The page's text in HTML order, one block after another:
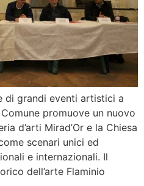
di grandi eventi artistici a
promuove un nuovo
d’arti Mirad’Or e la Chiesa
scenari unici ed
e internazionali. Il
dell’arte Flaminio